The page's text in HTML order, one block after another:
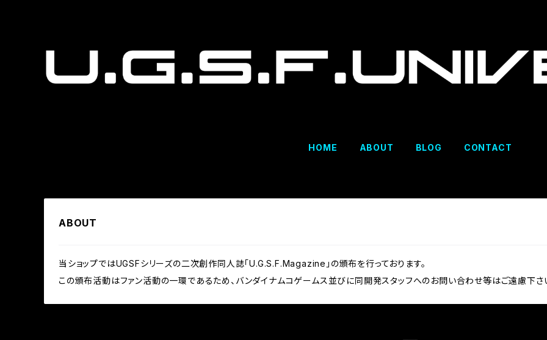
HOME ABOUT BLOG CONTACT
ABOUT
当ショップではUGSFシリーズの二次創作同人誌「U.G.S.F.Magazine」の頒布を行っております。
この頒布活動はファン活動の一環であるため、バンダイナムコゲームス並びに同開発スタッフへのお問い合わせ等はご遠慮下さ